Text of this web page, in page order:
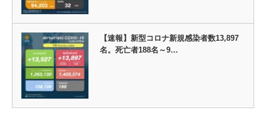
【速報】新型コロナ新規感染者数13,897
名。死亡者188名～9…